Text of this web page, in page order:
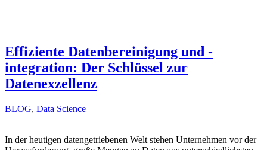
Effiziente Datenbereinigung und -
integration: Der Schlüssel zur
Datenexzellenz
BLOG, Data Science
In der heutigen datengetriebenen Welt stehen Unternehmen vor der